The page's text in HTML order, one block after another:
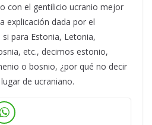
con el gentilicio ucranio mejor
explicación dada por el
para Estonia, Letonia,
etc., decimos estonio,
o bosnio, ¿por qué no decir
de ucraniano.